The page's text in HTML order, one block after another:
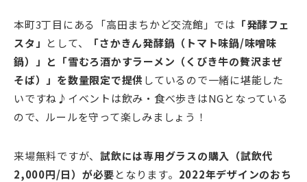
本町3丁目にある「高田まちかど交流館」では 「発酵フェ
スタ」 として、
「さかきん発酵鍋（トマト味鍋/味噌味
鍋）」と「雪むろ酒かすラーメン（くびき牛の贅沢まぜ
そば）」を数量限定で提供 しているので一緒に堪能した
いですね♪イベントは飲み・食べ歩きはNGとなっている
ので、ルールを守って楽しみましょう！
来場無料ですが、 試飲には専用グラスの購入（試飲代
2,000円/日）が必要となります。 2022年デザインのおち